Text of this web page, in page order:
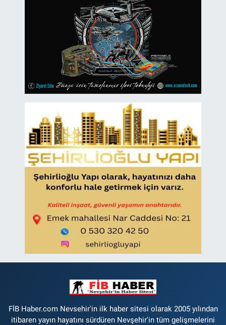
FİB Haber.com Nevsehir'in ilk haber sitesi olarak 2005 yılından
itibaren yayın hayatını sürdüren Nevşehir'in tüm gelişmelerini